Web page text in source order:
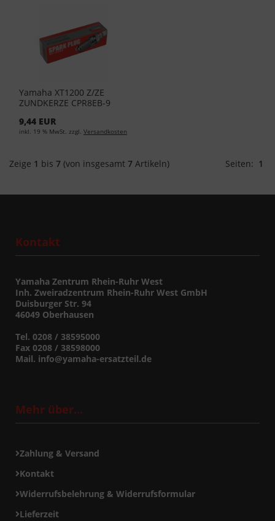
Yamaha XT1200 Z/ZE
ZUNDKERZE CPR8EB-9
9,44 EUR
inkl. 19 % MwSt. zzgl. Versandkosten
Zeige 1 bis 7 (von insgesamt 7 Artikeln) Seiten: 1
Kontakt
Yamaha Zentrum Rhein-Ruhr West
Inh. Zweiradzentrum Rhein-Ruhr West GmbH
Duisburger Str. 94
46049 Oberhausen
Tel. 0208 / 38595000
Fax 0208 / 38598000
Mail. info@yamaha-ersatzteil.de
Mehr über...
Zahlung & Versand
Kontakt
Widerrufsbelehrung & Widerrufsformular
Lieferzeit